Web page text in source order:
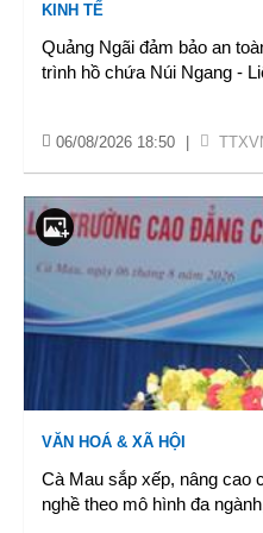
KINH TẾ
Quảng Ngãi đảm bảo an
trình hồ chứa Núi Ngang -
06/08/2026 18:50
VĂN HOÁ & XÃ HỘI
Cà Mau sắp xếp, nâng cao
nghề theo mô hình đa